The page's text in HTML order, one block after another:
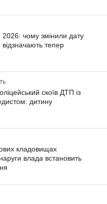
чому змінили дату
тепер
скоїв ДТП із
дитину
кладовищах
влада встановить